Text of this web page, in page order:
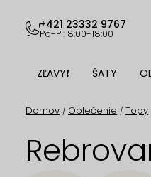
obsah
+421 23332 9767
Po-Pi: 8:00-18:00
ZĽAVY❗ ŠATY
Domov / Oblečenie / Topy